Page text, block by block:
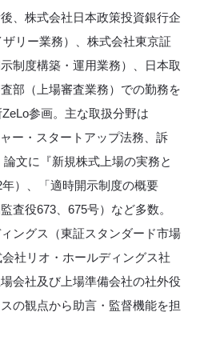
、株式会社日本政策投資銀行企
リー業務）、株式会社東京証
制度構築・運用業務）、日本取
部（上場審査業務）での勤務を
参画。主な取扱分野は
ー・スタートアップ法務、訴
文に『新規株式上場の実務と
）、「適時開示制度の概要
査役673、675号）など多数。
ングス（東証スタンダード市場
社リオ・ホールディングス社
会社及び上場準備会社の社外役
の観点から助言・監督機能を担